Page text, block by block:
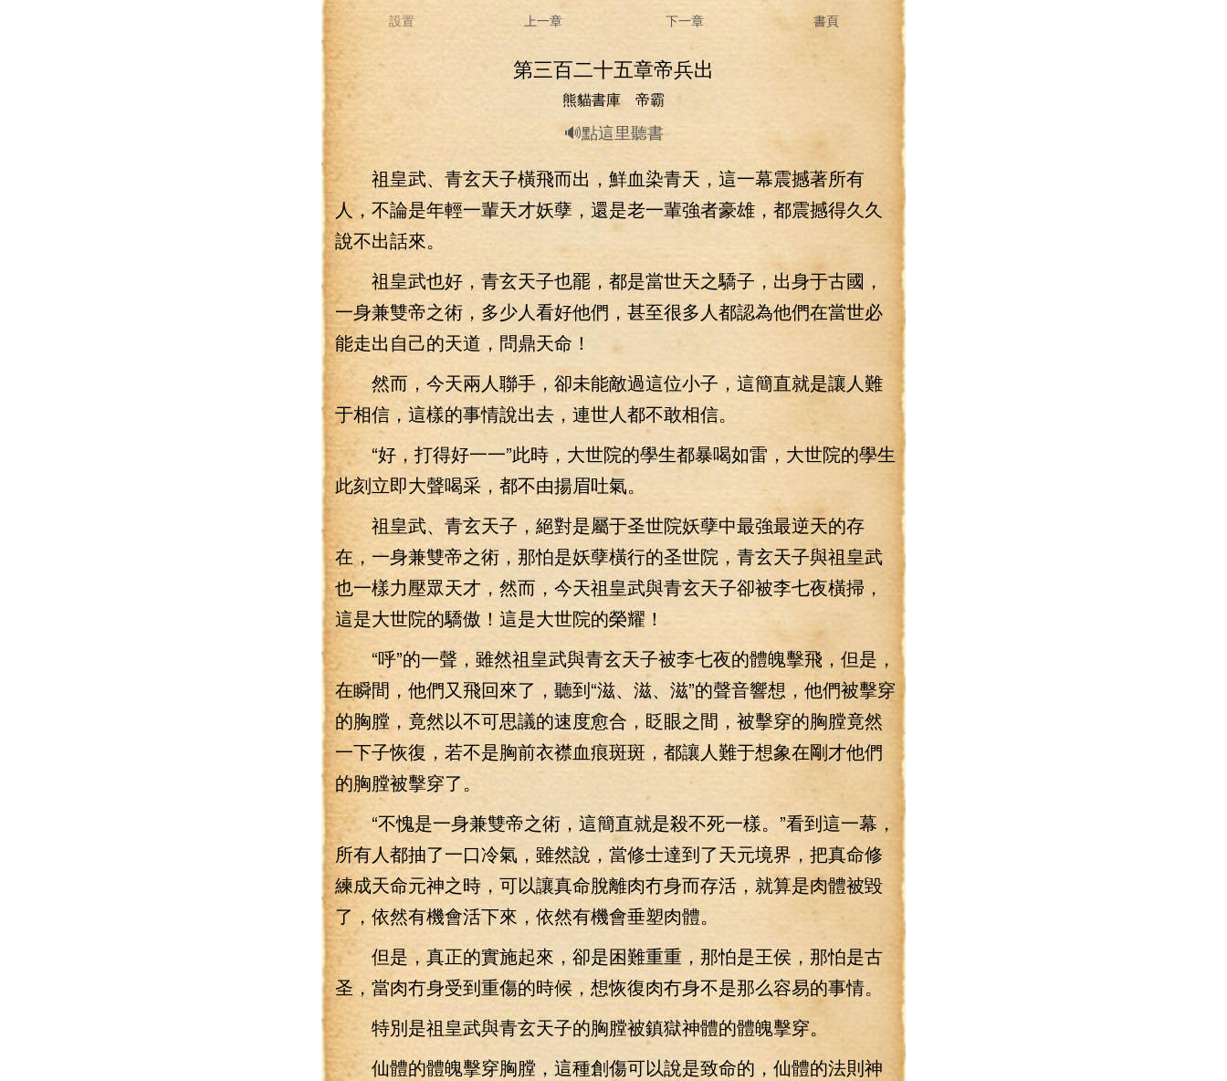
設置 上一章 下一章 書頁
第三百二十五章帝兵出
熊貓書庫 帝霸
🔊點這里聽書
祖皇武、青玄天子橫飛而出，鮮血染青天，這一幕震撼著所有
人，不論是年輕一輩天才妖孽，還是老一輩強者豪雄，都震撼得久久
說不出話來。
祖皇武也好，青玄天子也罷，都是當世天之驕子，出身于古國，
一身兼雙帝之術，多少人看好他們，甚至很多人都認為他們在當世必
能走出自己的天道，問鼎天命！
然而，今天兩人聯手，卻未能敵過這位小子，這簡直就是讓人難
于相信，這樣的事情說出去，連世人都不敢相信。
“好，打得好一一”此時，大世院的學生都暴喝如雷，大世院的學生
此刻立即大聲喝采，都不由揚眉吐氣。
祖皇武、青玄天子，絕對是屬于圣世院妖孽中最強最逆天的存
在，一身兼雙帝之術，那怕是妖孽橫行的圣世院，青玄天子與祖皇武
也一樣力壓眾天才，然而，今天祖皇武與青玄天子卻被李七夜橫掃，
這是大世院的驕傲！這是大世院的榮耀！
“呼”的一聲，雖然祖皇武與青玄天子被李七夜的體魄擊飛，但是，
在瞬間，他們又飛回來了，聽到“滋、滋、滋”的聲音響想，他們被擊穿
的胸膛，竟然以不可思議的速度愈合，眨眼之間，被擊穿的胸膛竟然
一下子恢復，若不是胸前衣襟血痕斑斑，都讓人難于想象在剛才他們
的胸膛被擊穿了。
“不愧是一身兼雙帝之術，這簡直就是殺不死一樣。”看到這一幕，
所有人都抽了一口冷氣，雖然說，當修士達到了天元境界，把真命修
練成天命元神之時，可以讓真命脫離肉冇身而存活，就算是肉體被毀
了，依然有機會活下來，依然有機會垂塑肉體。
但是，真正的實施起來，卻是困難重重，那怕是王侯，那怕是古
圣，當肉冇身受到重傷的時候，想恢復肉冇身不是那么容易的事情。
特別是祖皇武與青玄天子的胸膛被鎮獄神體的體魄擊穿。
仙體的體魄擊穿胸膛，這種創傷可以說是致命的，仙體的法則神